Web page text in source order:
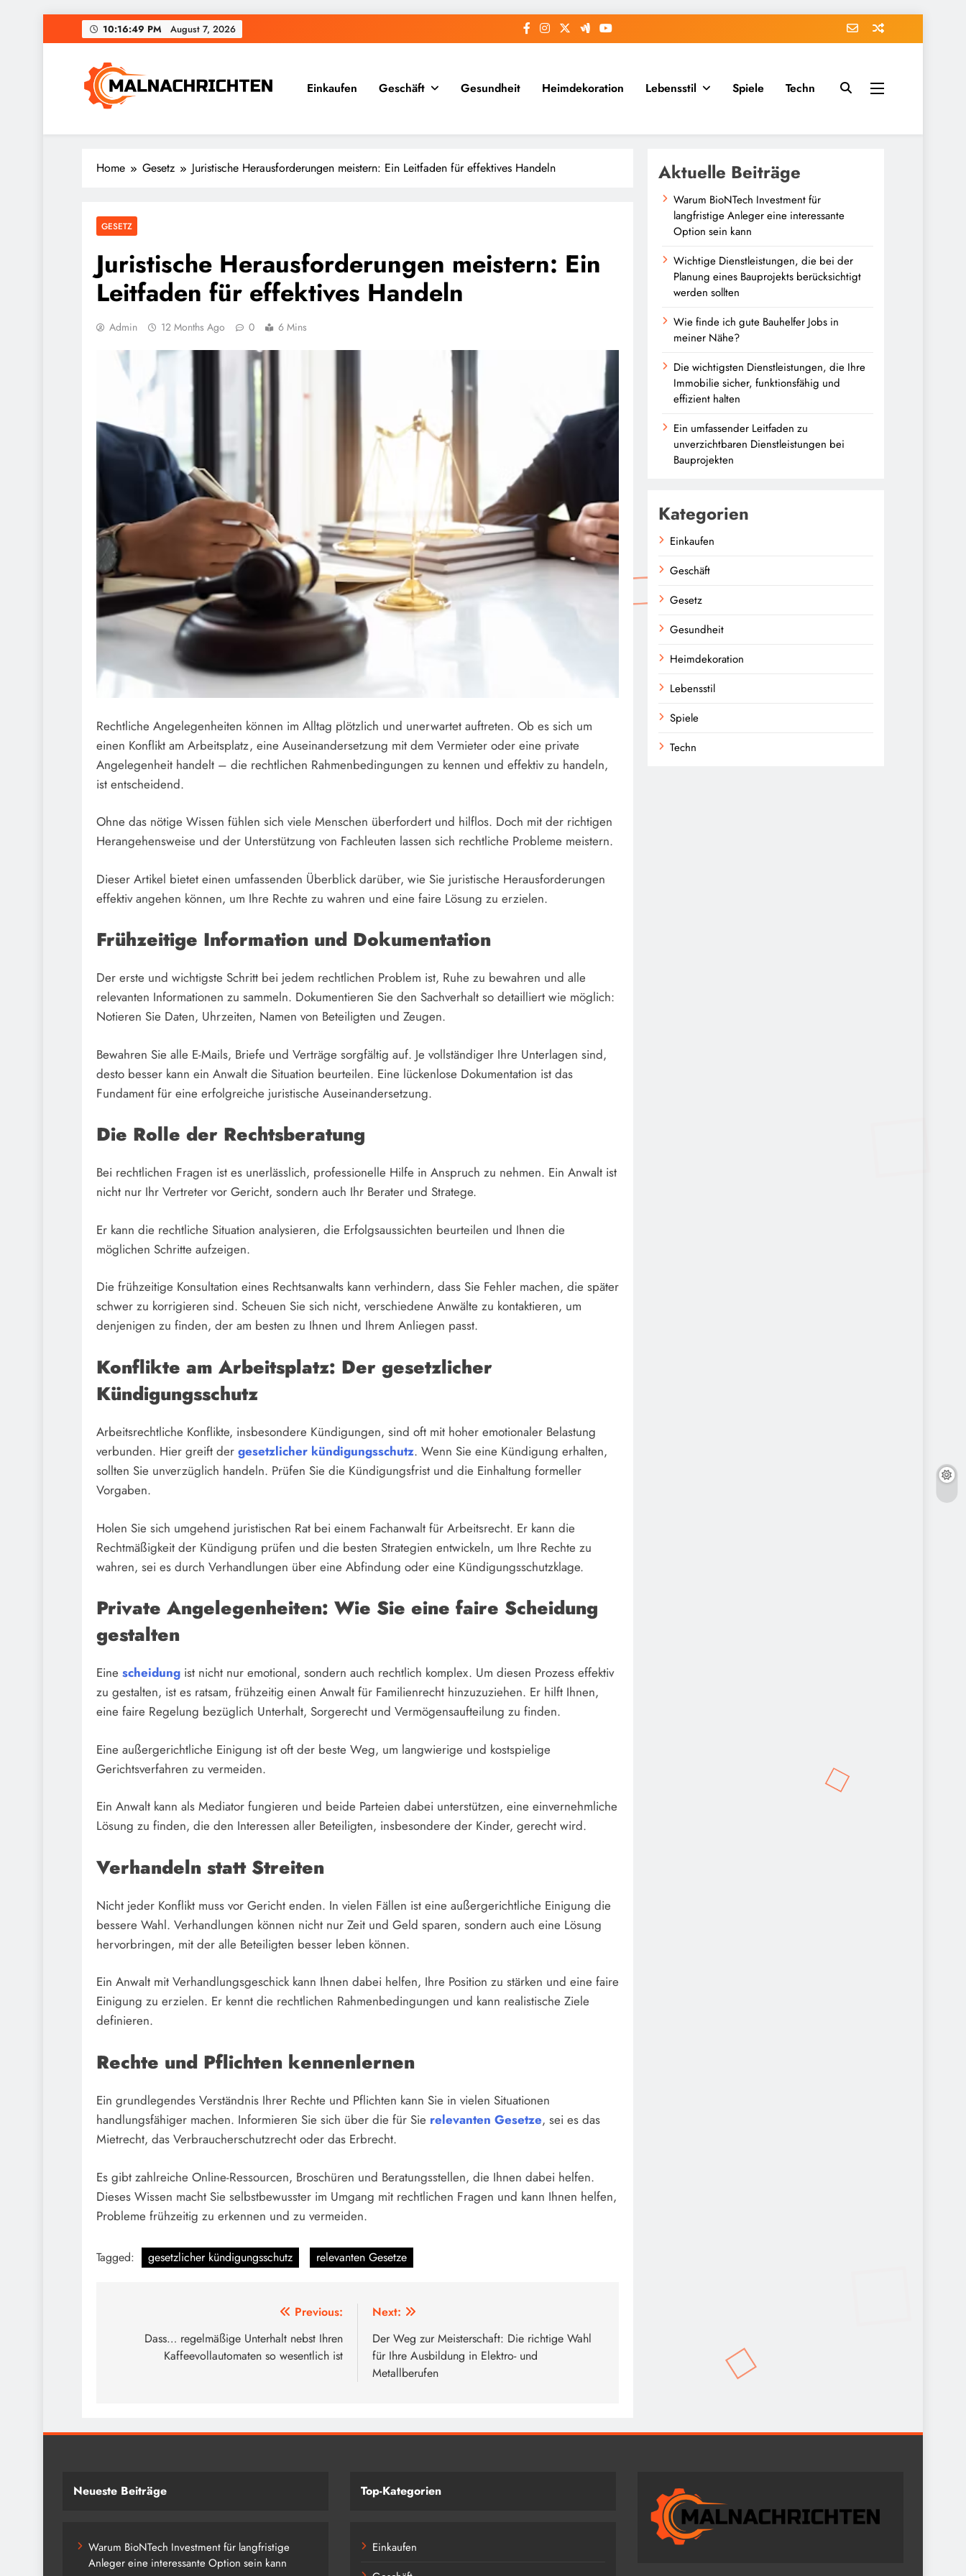
to
10:16:50 PM August 7, 2026
Malnachrichten
Einkaufen Geschäft Gesundheit Heimdekoration Lebensstil Spiele Techn
Home Gesetz Juristische Herausforderungen meistern: Ein Leitfaden für effektives Handeln
GESETZ
Juristische Herausforderungen meistern: Ein
Leitfaden für effektives Handeln
Admin 12 Months Ago 0 6 Mins
Rechtliche Angelegenheiten können im Alltag plötzlich und unerwartet auftreten. Ob es sich um
einen Konflikt am Arbeitsplatz, eine Auseinandersetzung mit dem Vermieter oder eine private
Angelegenheit handelt – die rechtlichen Rahmenbedingungen zu kennen und effektiv zu handeln,
ist entscheidend.
Ohne das nötige Wissen fühlen sich viele Menschen überfordert und hilflos. Doch mit der richtigen
Herangehensweise und der Unterstützung von Fachleuten lassen sich rechtliche Probleme meistern.
Dieser Artikel bietet einen umfassenden Überblick darüber, wie Sie juristische Herausforderungen
effektiv angehen können, um Ihre Rechte zu wahren und eine faire Lösung zu erzielen.
Frühzeitige Information und Dokumentation
Der erste und wichtigste Schritt bei jedem rechtlichen Problem ist, Ruhe zu bewahren und alle
relevanten Informationen zu sammeln. Dokumentieren Sie den Sachverhalt so detailliert wie möglich:
Notieren Sie Daten, Uhrzeiten, Namen von Beteiligten und Zeugen.
Bewahren Sie alle E-Mails, Briefe und Verträge sorgfältig auf. Je vollständiger Ihre Unterlagen sind,
desto besser kann ein Anwalt die Situation beurteilen. Eine lückenlose Dokumentation ist das
Fundament für eine erfolgreiche juristische Auseinandersetzung.
Die Rolle der Rechtsberatung
Bei rechtlichen Fragen ist es unerlässlich, professionelle Hilfe in Anspruch zu nehmen. Ein Anwalt ist
nicht nur Ihr Vertreter vor Gericht, sondern auch Ihr Berater und Stratege.
Er kann die rechtliche Situation analysieren, die Erfolgsaussichten beurteilen und Ihnen die
möglichen Schritte aufzeigen.
Die frühzeitige Konsultation eines Rechtsanwalts kann verhindern, dass Sie Fehler machen, die später
schwer zu korrigieren sind. Scheuen Sie sich nicht, verschiedene Anwälte zu kontaktieren, um
denjenigen zu finden, der am besten zu Ihnen und Ihrem Anliegen passt.
Konflikte am Arbeitsplatz: Der gesetzlicher
Kündigungsschutz
Arbeitsrechtliche Konflikte, insbesondere Kündigungen, sind oft mit hoher emotionaler Belastung
verbunden. Hier greift der gesetzlicher kündigungsschutz. Wenn Sie eine Kündigung erhalten,
sollten Sie unverzüglich handeln. Prüfen Sie die Kündigungsfrist und die Einhaltung formeller
Vorgaben.
Holen Sie sich umgehend juristischen Rat bei einem Fachanwalt für Arbeitsrecht. Er kann die
Rechtmäßigkeit der Kündigung prüfen und die besten Strategien entwickeln, um Ihre Rechte zu
wahren, sei es durch Verhandlungen über eine Abfindung oder eine Kündigungsschutzklage.
Private Angelegenheiten: Wie Sie eine faire Scheidung
gestalten
Eine scheidung ist nicht nur emotional, sondern auch rechtlich komplex. Um diesen Prozess effektiv
zu gestalten, ist es ratsam, frühzeitig einen Anwalt für Familienrecht hinzuzuziehen. Er hilft Ihnen,
eine faire Regelung bezüglich Unterhalt, Sorgerecht und Vermögensaufteilung zu finden.
Eine außergerichtliche Einigung ist oft der beste Weg, um langwierige und kostspielige
Gerichtsverfahren zu vermeiden.
Ein Anwalt kann als Mediator fungieren und beide Parteien dabei unterstützen, eine einvernehmliche
Lösung zu finden, die den Interessen aller Beteiligten, insbesondere der Kinder, gerecht wird.
Verhandeln statt Streiten
Nicht jeder Konflikt muss vor Gericht enden. In vielen Fällen ist eine außergerichtliche Einigung die
bessere Wahl. Verhandlungen können nicht nur Zeit und Geld sparen, sondern auch eine Lösung
hervorbringen, mit der alle Beteiligten besser leben können.
Ein Anwalt mit Verhandlungsgeschick kann Ihnen dabei helfen, Ihre Position zu stärken und eine faire
Einigung zu erzielen. Er kennt die rechtlichen Rahmenbedingungen und kann realistische Ziele
definieren.
Rechte und Pflichten kennenlernen
Ein grundlegendes Verständnis Ihrer Rechte und Pflichten kann Sie in vielen Situationen
handlungsfähiger machen. Informieren Sie sich über die für Sie relevanten Gesetze, sei es das
Mietrecht, das Verbraucherschutzrecht oder das Erbrecht.
Es gibt zahlreiche Online-Ressourcen, Broschüren und Beratungsstellen, die Ihnen dabei helfen.
Dieses Wissen macht Sie selbstbewusster im Umgang mit rechtlichen Fragen und kann Ihnen helfen,
Probleme frühzeitig zu erkennen und zu vermeiden.
Tagged: gesetzlicher kündigungsschutz relevanten Gesetze
navigation
Previous:
Dass… regelmäßige Unterhalt nebst Ihren
Kaffeevollautomaten so wesentlich ist
Next:
Der Weg zur Meisterschaft: Die richtige Wahl
für Ihre Ausbildung in Elektro- und
Metallberufen
Aktuelle Beiträge
Warum BioNTech Investment für
langfristige Anleger eine interessante
Option sein kann
Wichtige Dienstleistungen, die bei der
Planung eines Bauprojekts berücksichtigt
werden sollten
Wie finde ich gute Bauhelfer Jobs in
meiner Nähe?
Die wichtigsten Dienstleistungen, die Ihre
Immobilie sicher, funktionsfähig und
effizient halten
Ein umfassender Leitfaden zu
unverzichtbaren Dienstleistungen bei
Bauprojekten
Kategorien
Einkaufen
Geschäft
Gesetz
Gesundheit
Heimdekoration
Lebensstil
Spiele
Techn
Neueste Beiträge
Warum BioNTech Investment für langfristige
Anleger eine interessante Option sein kann
Top-Kategorien
Einkaufen